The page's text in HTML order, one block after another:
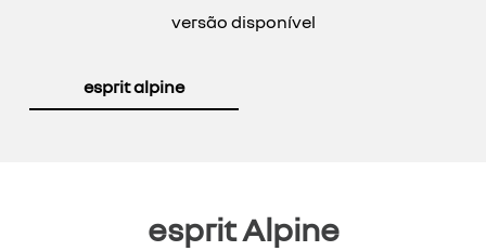
versão disponível
esprit alpine
esprit Alpine